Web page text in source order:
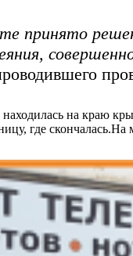
принято
на краю
где